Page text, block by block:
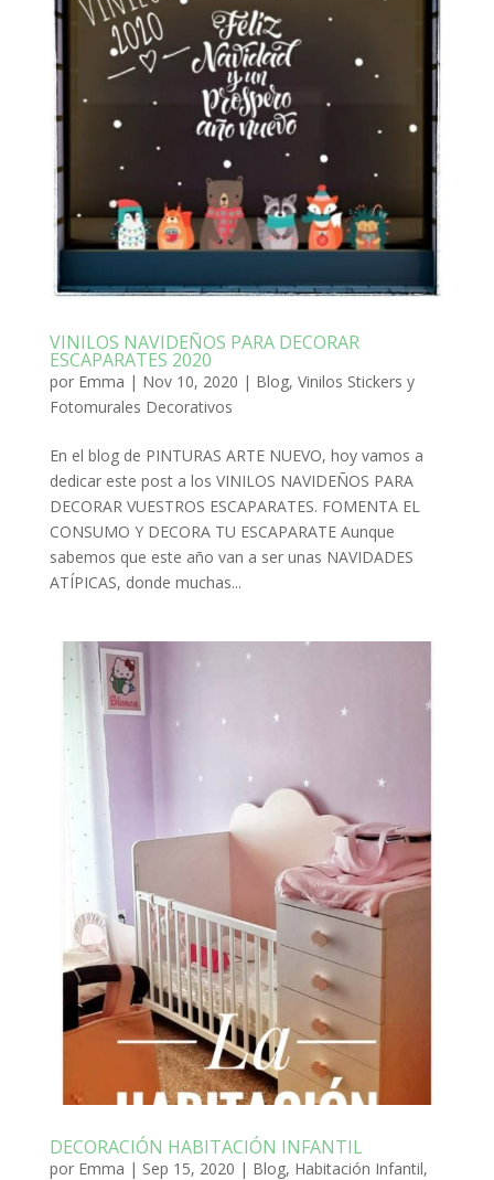
VINILOS NAVIDEÑOS PARA DECORAR
ESCAPARATES 2020
por Emma | Nov 10, 2020 | Blog, Vinilos Stickers y
Fotomurales Decorativos
En el blog de PINTURAS ARTE NUEVO, hoy vamos a
dedicar este post a los VINILOS NAVIDEÑOS PARA
DECORAR VUESTROS ESCAPARATES. FOMENTA EL
CONSUMO Y DECORA TU ESCAPARATE Aunque
sabemos que este año van a ser unas NAVIDADES
ATÍPICAS, donde muchas...
DECORACIÓN HABITACIÓN INFANTIL
por Emma | Sep 15, 2020 | Blog, Habitación Infantil,